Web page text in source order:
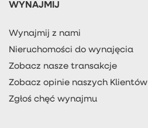
WYNAJMIJ
Wynajmij z nami
Nieruchomości do wynajęcia
Zobacz nasze transakcje
Zobacz opinie naszych Klientów
Zgłoś chęć wynajmu